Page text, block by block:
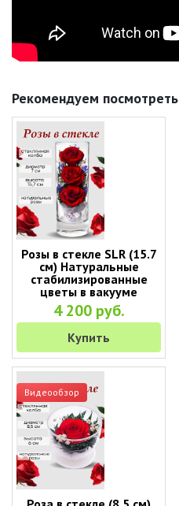
Рекомендуем посмотреть
Розы в стекле SLR (15.7
см) Натуральные
стабилизированные
цветы в вакууме
4 200 руб.
Купить
Видеообзор